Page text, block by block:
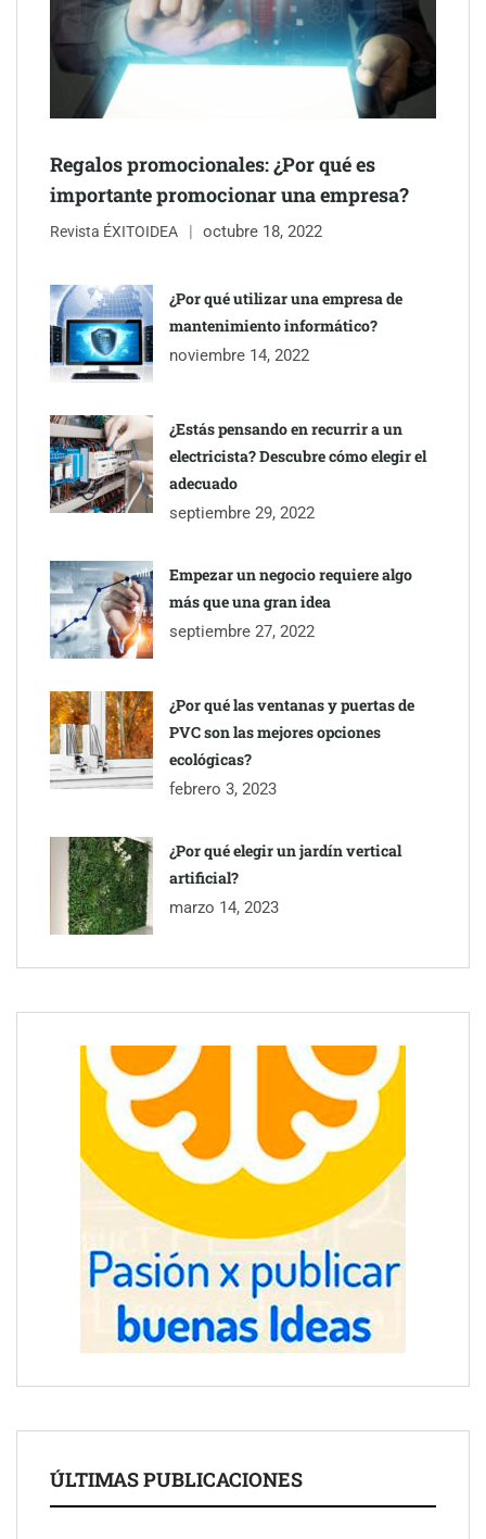
The Factory School explica por qué aprender herramientas de
IA ya no es suficiente para los profesionales de la arquitectura
Regalos promocionales: ¿Por qué es
importante promocionar una empresa?
Revista ÉXITOIDEA octubre 18, 2022
¿Por qué utilizar una empresa de
mantenimiento informático?
noviembre 14, 2022
¿Estás pensando en recurrir a un
electricista? Descubre cómo elegir el
adecuado
septiembre 29, 2022
Empezar un negocio requiere algo
más que una gran idea
septiembre 27, 2022
¿Por qué las ventanas y puertas de
PVC son las mejores opciones
ecológicas?
febrero 3, 2023
¿Por qué elegir un jardín vertical
artificial?
marzo 14, 2023
ÚLTIMAS PUBLICACIONES